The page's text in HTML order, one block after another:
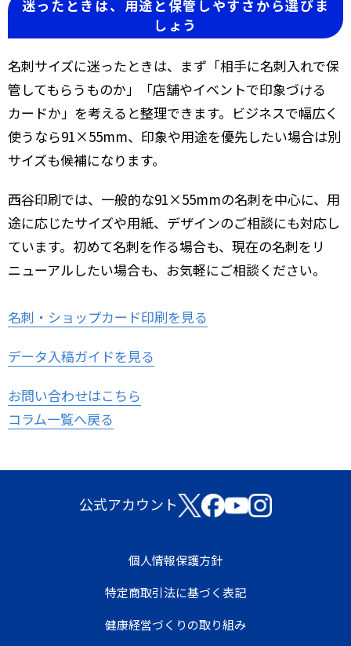
迷ったときは、用途と保管しやすさから選びま
しょう
名刺サイズに迷ったときは、まず「相手に名刺入れで保
管してもらうものか」「店舗やイベントで印象づける
カードか」を考えると整理できます。ビジネスで幅広く
使うなら91×55mm、印象や用途を優先したい場合は別
サイズも候補になります。
西谷印刷では、一般的な91×55mmの名刺を中心に、用
途に応じたサイズや用紙、デザインのご相談にも対応し
ています。初めて名刺を作る場合も、現在の名刺をリ
ニューアルしたい場合も、お気軽にご相談ください。
名刺・ショップカード印刷を見る
データ入稿ガイドを見る
お問い合わせはこちら
コラム一覧へ戻る
公式アカウント
個人情報保護方針
特定商取引法に基づく表記
健康経営づくりの取り組み